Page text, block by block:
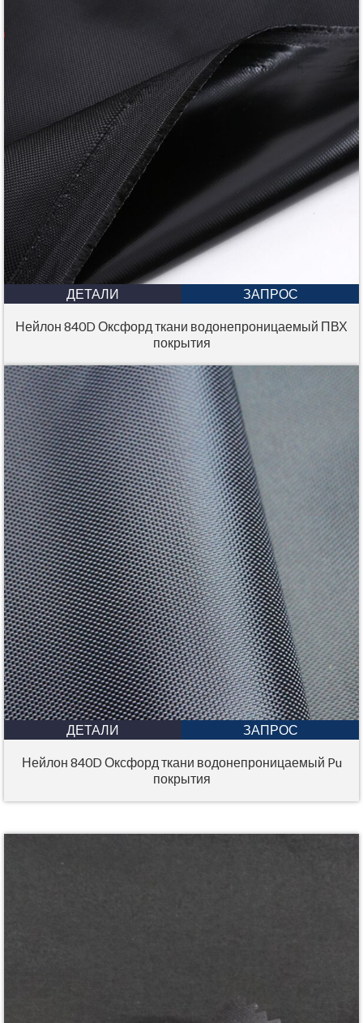
ДЕТАЛИ ЗАПРОС
Нейлон 840D Оксфорд ткани водонепроницаемый ПВХ
покрытия
ДЕТАЛИ ЗАПРОС
Нейлон 840D Оксфорд ткани водонепроницаемый Pu
покрытия